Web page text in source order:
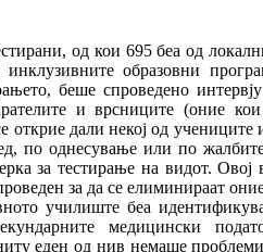
од кои 695 беа од
образовни
беше спроведено
и врсниците (оние
открие дали некој од учениците
по однесување или по
за тестирање на видот. Овој
за да се елиминираат
училиште беа
медицински
еден од нив немаше